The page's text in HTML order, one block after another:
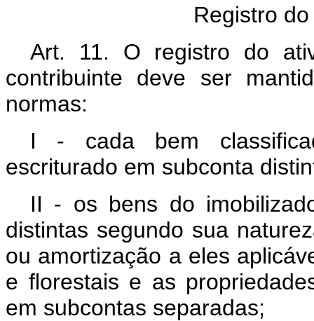
Registro
Art. 11. O registro do
contribuinte deve ser
normas:
I - cada bem
escriturado em subconta
II - os bens do
distintas segundo sua
ou amortização a eles
e florestais e as
em subcontas separadas;